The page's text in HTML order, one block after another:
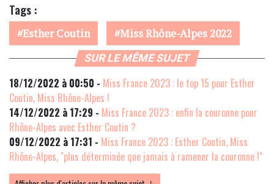
Tags :
Esther Coutin Miss Rhône-Alpes 2022
SUR LE MÊME SUJET
18/12/2022 à 00:50 - Miss France 2023 : le top 15 pour Esther
Coutin, Miss Rhône-Alpes !
14/12/2022 à 17:29 - Miss France 2023 : enfin la couronne pour
Rhône-Alpes avec Esther Coutin ?
09/12/2022 à 17:31 - Miss France 2023 : Esther Coutin, Miss
Rhône-Alpes, "plus déterminée que jamais à ramener la couronne !"